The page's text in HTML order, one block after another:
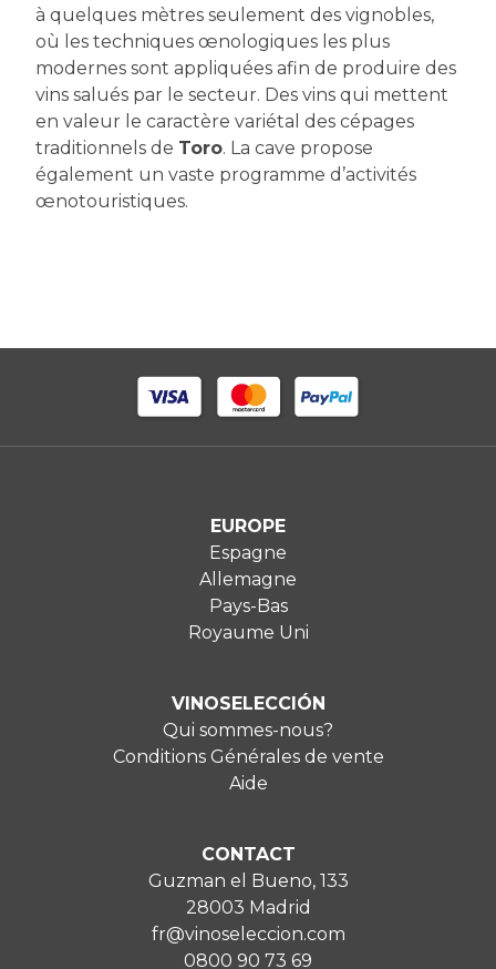
à quelques mètres seulement des vignobles,
où les techniques œnologiques les plus
modernes sont appliquées afin de produire des
vins salués par le secteur. Des vins qui mettent
en valeur le caractère variétal des cépages
traditionnels de Toro. La cave propose
également un vaste programme d’activités
œnotouristiques.
EUROPE
Espagne
Allemagne
Pays-Bas
Royaume Uni
VINOSELECCIÓN
Qui sommes-nous?
Conditions Générales de vente
Aide
CONTACT
Guzman el Bueno, 133
28003 Madrid
fr@vinoseleccion.com
0800 90 73 69